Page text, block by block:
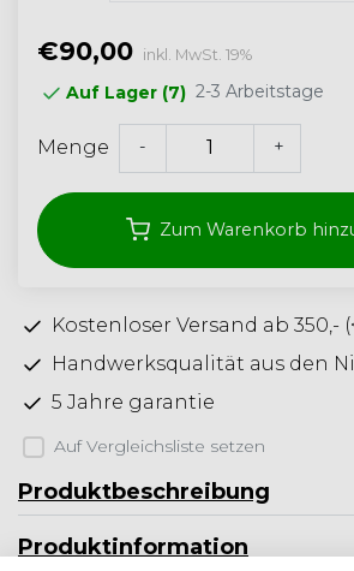
€90,00 inkl. MwSt. 19%
Auf Lager (7) 2-3 Arbeitstage
Menge - +
Zum Warenkorb
Kostenloser Versand ab 350,-
Handwerksqualität aus den
5 Jahre garantie
Auf Vergleichsliste setzen
Produktbeschreibung
Produktinformation